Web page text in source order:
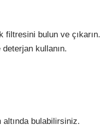
filtresini bulun ve çıkarın.
kullanın.
altında bulabilirsiniz.